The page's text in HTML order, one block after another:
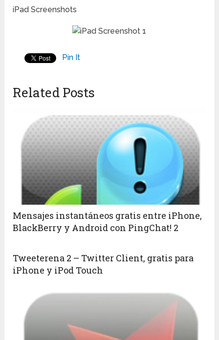
iPad Screenshots
Pin It
Related Posts
Mensajes instantáneos gratis entre iPhone,
BlackBerry y Android con PingChat! 2
Tweeterena 2 – Twitter Client, gratis para
iPhone y iPod Touch